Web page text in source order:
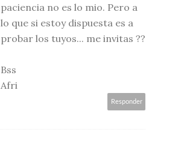
paciencia no es lo mio. Pero a
lo que si estoy dispuesta es a
probar los tuyos... me invitas ??
Bss
Afri
Responder